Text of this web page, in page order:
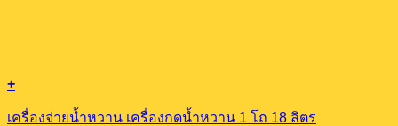
+
เครื่องจ่ายน้ำหวาน เครื่องกดน้ำหวาน 1 โถ 18 ลิตร